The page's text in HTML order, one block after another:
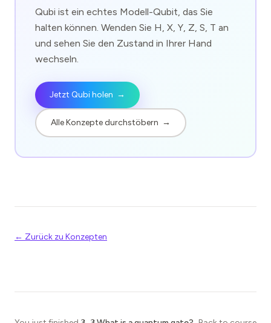
Qubi ist ein echtes Modell-Qubit, das Sie
halten können. Wenden Sie H, X, Y, Z, S, T an
und sehen Sie den Zustand in Ihrer Hand
wechseln.
Jetzt Qubi holen →
Alle Konzepte durchstöbern →
← Zurück zu Konzepten